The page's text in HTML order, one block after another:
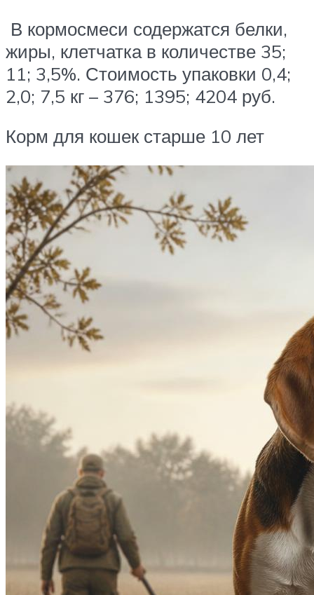
В кормосмеси содержатся белки,
жиры, клетчатка в количестве 35;
11; 3,5%. Стоимость упаковки 0,4;
2,0; 7,5 кг – 376; 1395; 4204 руб.
Корм для кошек старше 10 лет